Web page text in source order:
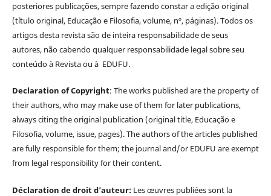
posteriores publicações, sempre fazendo constar a edição original
(título original, Educação e Filosofia, volume, nº, páginas). Todos os
artigos desta revista são de inteira responsabilidade de seus
autores, não cabendo qualquer responsabilidade legal sobre seu
conteúdo à Revista ou à EDUFU.
Declaration of Copyright: The works published are the property of
their authors, who may make use of them for later publications,
always citing the original publication (original title, Educação e
Filosofia, volume, issue, pages). The authors of the articles published
are fully responsible for them; the journal and/or EDUFU are exempt
from legal responsibility for their content.
Déclaration de droit d’auteur: Les œuvres publiées sont la